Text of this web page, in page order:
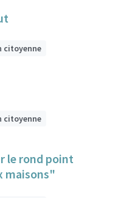
citoyenne
citoyenne
le rond point
maisons"